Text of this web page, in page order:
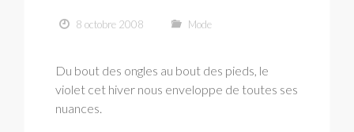
8 octobre 2008 Mode
Du bout des ongles au bout des pieds, le
violet cet hiver nous enveloppe de toutes ses
nuances.